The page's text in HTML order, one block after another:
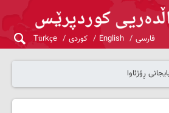
فارسی English کوردی Türkçe
ڕۆژئاوا